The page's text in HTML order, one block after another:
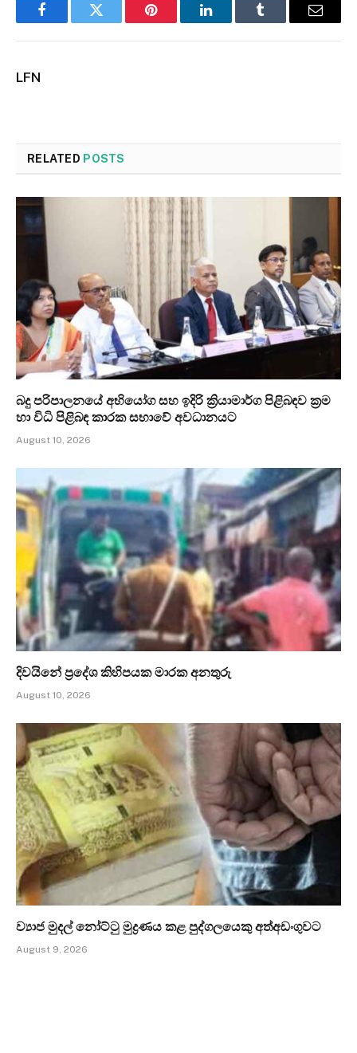
FacebookTwitter Pinterest LinkedInTumblr Email
LFN
RELATED POSTS
බදු පරිපාලනයේ අභියෝග සහ ඉදිරි ක්‍රියාමාර්ග පිළිබඳව ක්‍රම
හා විධි පිළිබඳ කාරක සභාවේ අවධානයට
August 10, 2026
දිවයිනේ ප්‍රදේශ කිහිපයක මාරක අනතුරු
August 10, 2026
ව්‍යාජ මුදල් නෝට්ටු මුද්‍රණය කළ පුද්ගලයෙකු අත්අඩංගුවට
August 9, 2026